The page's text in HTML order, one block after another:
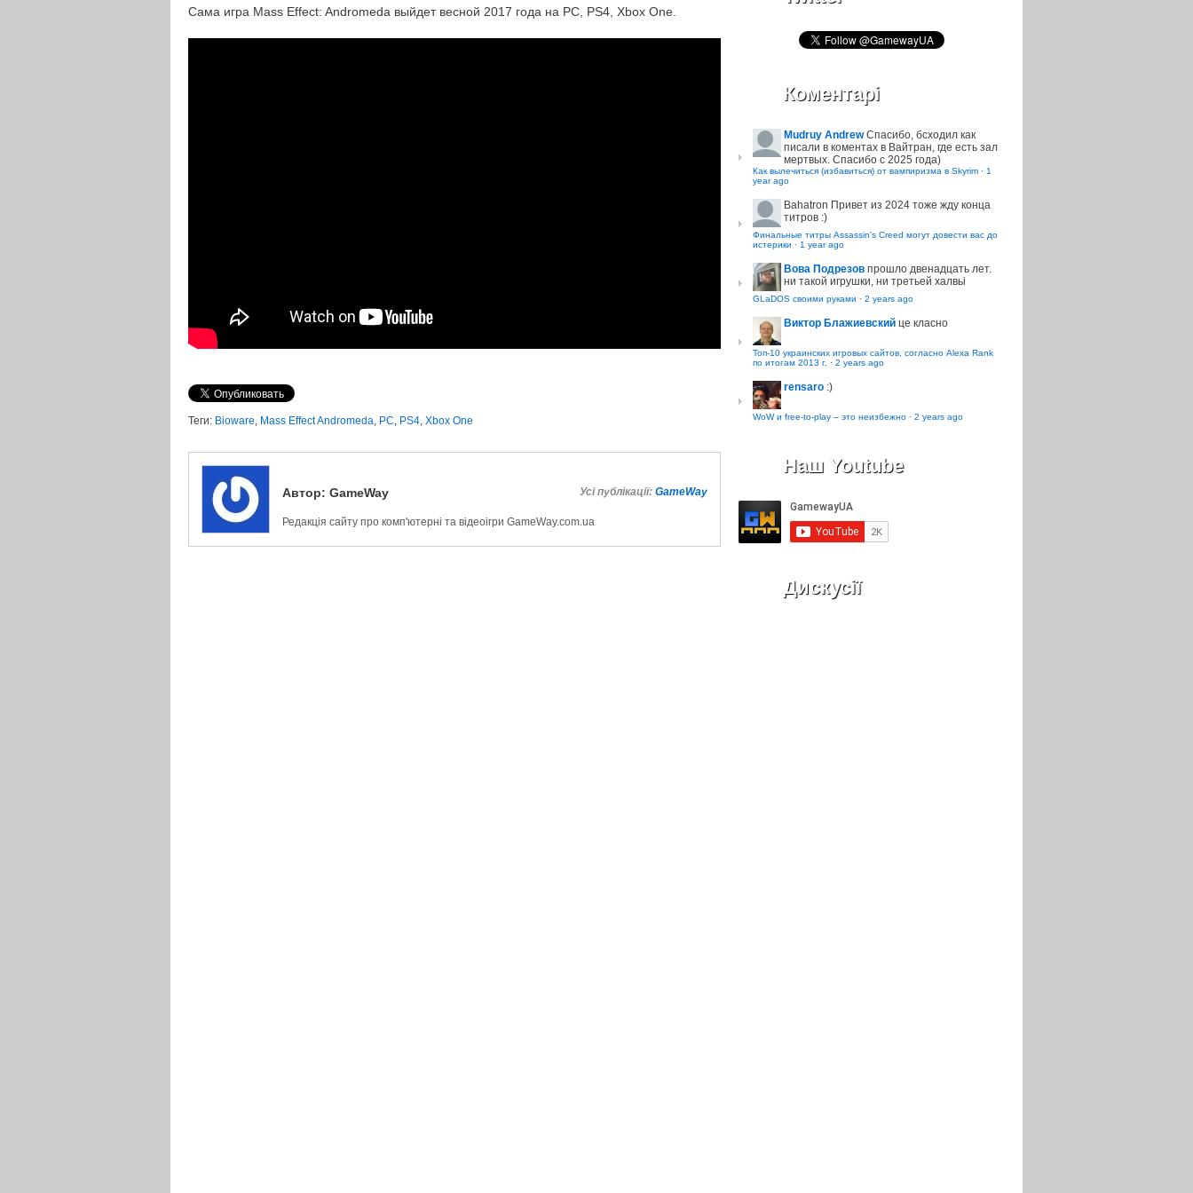
Сама игра Mass Effect: Andromeda выйдет весной 2017 года на PC, PS4, Xbox One.
Теги: Bioware, Mass Effect Andromeda, PC, PS4, Xbox One
Автор: GameWay Усі публікації: GameWay
Редакція сайту про комп'ютерні та відеоігри GameWay.com.ua
Коментарі
Mudruy Andrew Спасибо, бсходил как
писали в коментах в Вайтран, где есть зал
мертвых. Спасибо с 2025 года)
Как вылечиться (избавиться) от вампиризма в Skyrim · 1
year ago
Bahatron Привет из 2024 тоже жду конца
титров :)
Финальные титры Assassin’s Creed могут довести вас до
истерики · 1 year ago
Вова Подрезов прошло двенадцать лет.
ни такой игрушки, ни третьей халвьі
GLaDOS своими руками · 2 years ago
Виктор Блажиевский це класно
Топ-10 украинских игровых сайтов, согласно Alexa Rank
по итогам 2013 г. · 2 years ago
rensaro :)
WoW и free-to-play – это неизбежно · 2 years ago
Наш Youtube
Дискусії